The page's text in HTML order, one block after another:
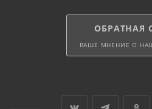
ОБРАТНАЯ
ВАШЕ МНЕНИЕ О